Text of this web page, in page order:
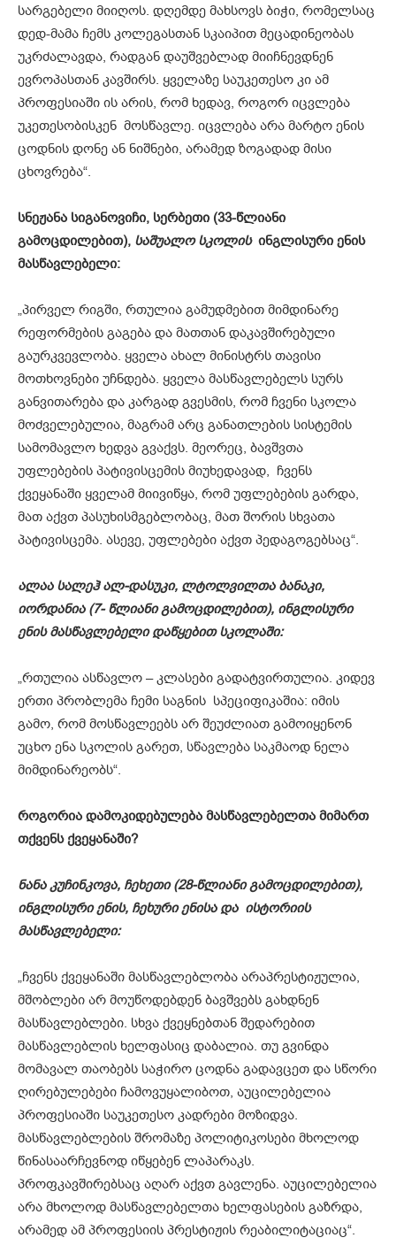
სარგებელი მიიღოს. დღემდე მახსოვს ბიჭი, რომელსაც
დედ-მამა ჩემს კოლეგასთან სკაიპით მეცადინეობას
უკრძალავდა, რადგან დაუშვებლად მიიჩნევდნენ
ევროპასთან კავშირს. ყველაზე საუკეთესო კი ამ
პროფესიაში ის არის, რომ ხედავ, როგორ იცვლება
უკეთესობისკენ მოსწავლე. იცვლება არა მარტო ენის
ცოდნის დონე ან ნიშნები, არამედ ზოგადად მისი
ცხოვრება“.
სნეჟანა სიგანოვიჩი, სერბეთი (33-წლიანი
გამოცდილებით), საშუალო სკოლის ინგლისური ენის
მასწავლებელი:
„პირველ რიგში, რთულია გამუდმებით მიმდინარე
რეფორმების გაგება და მათთან დაკავშირებული
გაურკვევლობა. ყველა ახალ მინისტრს თავისი
მოთხოვნები უჩნდება. ყველა მასწავლებელს სურს
განვითარება და კარგად გვესმის, რომ ჩვენი სკოლა
მოძველებულია, მაგრამ არც განათლების სისტემის
სამომავლო ხედვა გვაქვს. მეორეც, ბავშვთა
უფლებების პატივისცემის მიუხედავად, ჩვენს
ქვეყანაში ყველამ მიივიწყა, რომ უფლებების გარდა,
მათ აქვთ პასუხისმგებლობაც, მათ შორის სხვათა
პატივისცემა. ასევე, უფლებები აქვთ პედაგოგებსაც“.
ალაა სალეჰ ალ-დასუკი, ლტოლვილთა ბანაკი,
იორდანია (7- წლიანი გამოცდილებით), ინგლისური
ენის მასწავლებელი დაწყებით სკოლაში:
„რთულია ასწავლო – კლასები გადატვირთულია. კიდევ
ერთი პრობლემა ჩემი საგნის სპეციფიკაშია: იმის
გამო, რომ მოსწავლეებს არ შეუძლიათ გამოიყენონ
უცხო ენა სკოლის გარეთ, სწავლება საკმაოდ ნელა
მიმდინარეობს“.
როგორია დამოკიდებულება მასწავლებელთა მიმართ
თქვენს ქვეყანაში?
ნანა კუჩინკოვა, ჩეხეთი (28-წლიანი გამოცდილებით),
ინგლისური ენის, ჩეხური ენისა და ისტორიის
მასწავლებელი:
„ჩვენს ქვეყანაში მასწავლებლობა არაპრესტიჟულია,
მშობლები არ მოუწოდებდენ ბავშვებს გახდნენ
მასწავლებლები. სხვა ქვეყნებთან შედარებით
მასწავლებლის ხელფასიც დაბალია. თუ გვინდა
მომავალ თაობებს საჭირო ცოდნა გადავცეთ და სწორი
ღირებულებები ჩამოვუყალიბოთ, აუცილებელია
პროფესიაში საუკეთესო კადრები მოზიდვა.
მასწავლებლების შრომაზე პოლიტიკოსები მხოლოდ
წინასაარჩევნოდ იწყებენ ლაპარაკს.
პროფკავშირებსაც აღარ აქვთ გავლენა. აუცილებელია
არა მხოლოდ მასწავლებელთა ხელფასების გაზრდა,
არამედ ამ პროფესიის პრესტიჟის რეაბილიტაციაც“.